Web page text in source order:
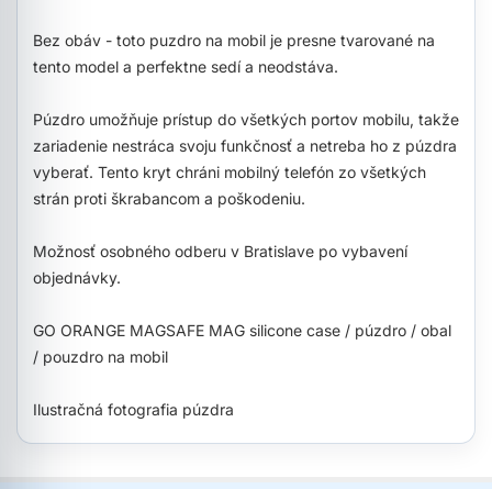
Bez obáv - toto puzdro na mobil je presne tvarované na
tento model a perfektne sedí a neodstáva.
Púzdro umožňuje prístup do všetkých portov mobilu, takže
zariadenie nestráca svoju funkčnosť a netreba ho z púzdra
vyberať. Tento kryt chráni mobilný telefón zo všetkých
strán proti škrabancom a poškodeniu.
Možnosť osobného odberu v Bratislave po vybavení
objednávky.
GO ORANGE MAGSAFE MAG silicone case / púzdro / obal
/ pouzdro na mobil
Ilustračná fotografia púzdra